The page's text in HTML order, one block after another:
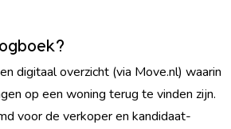
digitaal overzicht (via Move.nl) waarin
op een woning terug te vinden zijn.
voor de verkoper en kandidaat-